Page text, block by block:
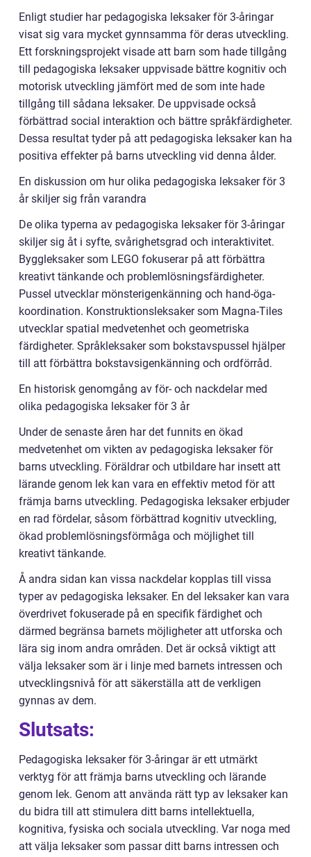
Enligt studier har pedagogiska leksaker för 3-åringar
visat sig vara mycket gynnsamma för deras utveckling.
Ett forskningsprojekt visade att barn som hade tillgång
till pedagogiska leksaker uppvisade bättre kognitiv och
motorisk utveckling jämfört med de som inte hade
tillgång till sådana leksaker. De uppvisade också
förbättrad social interaktion och bättre språkfärdigheter.
Dessa resultat tyder på att pedagogiska leksaker kan ha
positiva effekter på barns utveckling vid denna ålder.
En diskussion om hur olika pedagogiska leksaker för 3
år skiljer sig från varandra
De olika typerna av pedagogiska leksaker för 3-åringar
skiljer sig åt i syfte, svårighetsgrad och interaktivitet.
Byggleksaker som LEGO fokuserar på att förbättra
kreativt tänkande och problemlösningsfärdigheter.
Pussel utvecklar mönsterigenkänning och hand-öga-
koordination. Konstruktionsleksaker som Magna-Tiles
utvecklar spatial medvetenhet och geometriska
färdigheter. Språkleksaker som bokstavspussel hjälper
till att förbättra bokstavsigenkänning och ordförråd.
En historisk genomgång av för- och nackdelar med
olika pedagogiska leksaker för 3 år
Under de senaste åren har det funnits en ökad
medvetenhet om vikten av pedagogiska leksaker för
barns utveckling. Föräldrar och utbildare har insett att
lärande genom lek kan vara en effektiv metod för att
främja barns utveckling. Pedagogiska leksaker erbjuder
en rad fördelar, såsom förbättrad kognitiv utveckling,
ökad problemlösningsförmåga och möjlighet till
kreativt tänkande.
Å andra sidan kan vissa nackdelar kopplas till vissa
typer av pedagogiska leksaker. En del leksaker kan vara
överdrivet fokuserade på en specifik färdighet och
därmed begränsa barnets möjligheter att utforska och
lära sig inom andra områden. Det är också viktigt att
välja leksaker som är i linje med barnets intressen och
utvecklingsnivå för att säkerställa att de verkligen
gynnas av dem.
Slutsats:
Pedagogiska leksaker för 3-åringar är ett utmärkt
verktyg för att främja barns utveckling och lärande
genom lek. Genom att använda rätt typ av leksaker kan
du bidra till att stimulera ditt barns intellektuella,
kognitiva, fysiska och sociala utveckling. Var noga med
att välja leksaker som passar ditt barns intressen och